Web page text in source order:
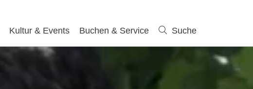
Kultur & Events Buchen & Service Suche